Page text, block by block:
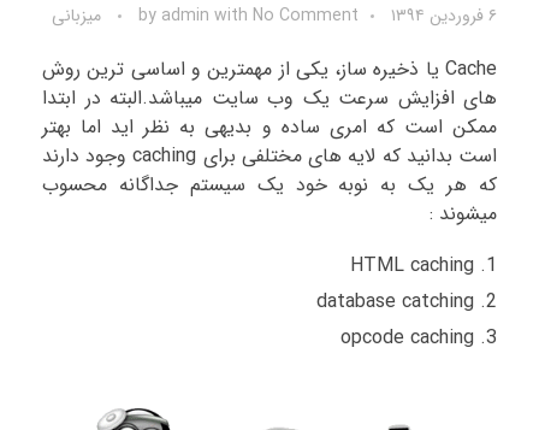
۶ فروردین ۱۳۹۴ by admin with No Comment میزبانی
Cache یا ذخیره ساز، یکی از مهمترین و اساسی ترین روش
های افزایش سرعت یک وب سایت میباشد.البته در ابتدا
ممکن است که امری ساده و بدیهی به نظر اید اما بهتر
است بدانید که لایه های مختلفی برای caching وجود دارند
که هر یک به نوبه خود یک سیستم جداگانه محسوب
میشوند :
HTML caching
database catching
opcode caching